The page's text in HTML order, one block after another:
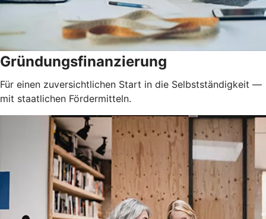
Gründungsfinanzierung
Für einen zuversichtlichen Start in die Selbstständigkeit —
mit staatlichen Fördermitteln.